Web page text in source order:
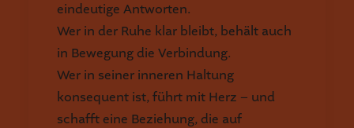
eindeutige Antworten.
Wer in der Ruhe klar bleibt, behält auch
in Bewegung die Verbindung.
Wer in seiner inneren Haltung
konsequent ist, führt mit Herz – und
schafft eine Beziehung, die auf